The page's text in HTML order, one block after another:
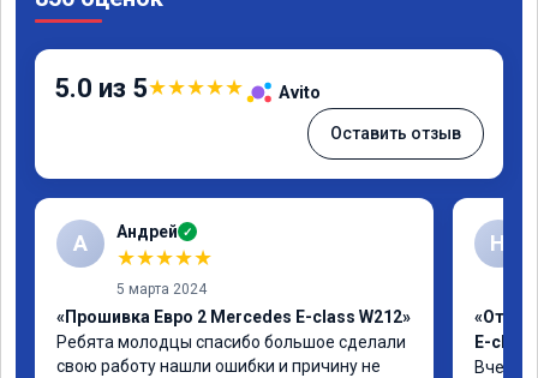
5.0 из 5★★★★★ Avito
Оставить отзыв
А Андрей ✓
★★★★★
5 марта 2024
«Прошивка Евро 2 Mercedes E-class W212»
Ребята молодцы спасибо большое сделали
свою работу нашли ошибки и причину не
Н
E-class
Вчера